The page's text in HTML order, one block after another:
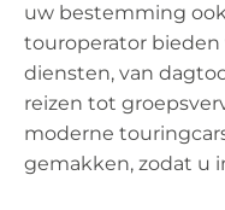
uw bestemming ook
touroperator bieden
diensten, van
reizen tot
moderne
gemakken, zodat u